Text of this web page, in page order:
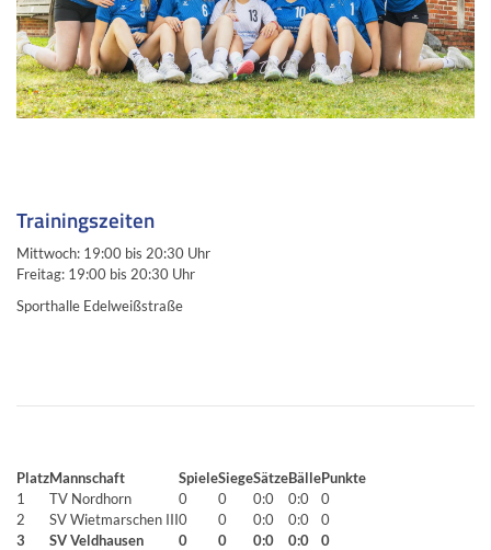
Trainingszeiten
Mittwoch: 19:00 bis 20:30 Uhr
Freitag: 19:00 bis 20:30 Uhr
Sporthalle Edelweißstraße
PlatzMannschaft SpieleSiegeSätzeBällePunkte
1
TV Nordhorn 0 0 0:0 0:0
0
2
SV Wietmarschen III0 0 0:0 0:0
0
3
SV Veldhausen 0 0 0:0 0:0
0